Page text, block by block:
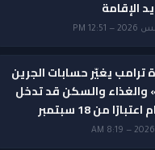
الإقامة
ترامب يغيّر حسابات الجرين
والغذاء والسكن قد تدخل
من 18 سبتمبر